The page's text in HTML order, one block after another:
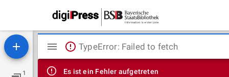
1
Mirador
Viewer
TypeError: Failed to fetch
Es ist ein Fehler aufgetreten